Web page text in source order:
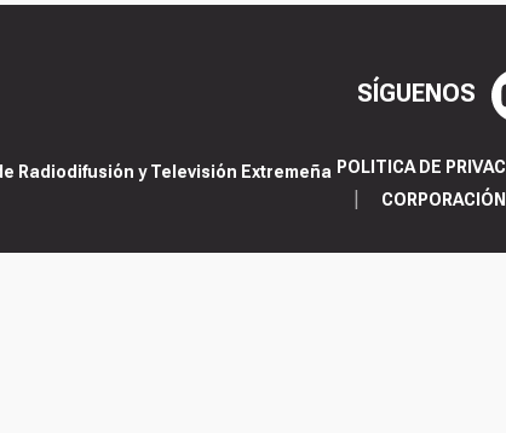
SÍGUENOS
Radiodifusión y Televisión Extremeña POLITICA DE
CORPORACIÓN